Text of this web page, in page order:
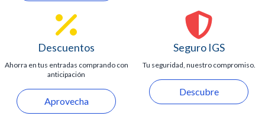
Descuentos
Ahorra en tus entradas comprando con
anticipación
Aprovecha
Seguro IGS
Tu seguridad, nuestro compromiso.
Descubre